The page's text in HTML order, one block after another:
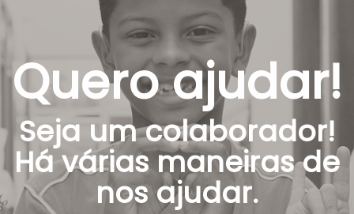
Quero ajudar!
Seja um colaborador!
Há várias maneiras de
nos ajudar.